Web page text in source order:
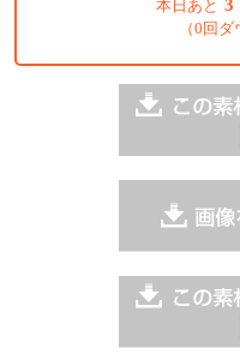
本日あと 3
（0回